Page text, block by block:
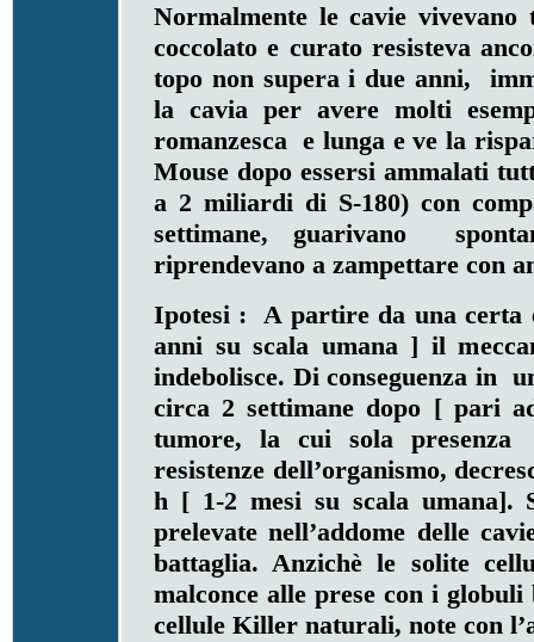
Normalmente le cavie
coccolato e curato resisteva
topo non supera i due anni,
la cavia per avere molti
romanzesca e lunga e ve la
Mouse dopo essersi ammalati
a 2 miliardi di S-180) con
settimane, guarivano
riprendevano a zampettare con
Ipotesi : A partire da una certa
anni su scala umana ] il
indebolisce. Di conseguenza in
circa 2 settimane dopo [ pari
tumore, la cui sola
resistenze dell’organismo,
h [ 1-2 mesi su scala umana].
prelevate nell’addome delle
battaglia. Anzichè le solite
malconce alle prese con i
cellule Killer naturali, note con